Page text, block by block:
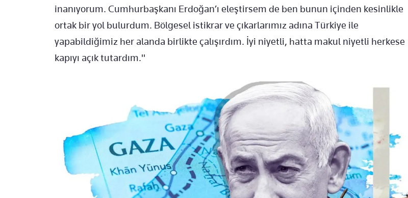
inanıyorum. Cumhurbaşkanı Erdoğan’ı eleştirsem de ben bunun içinden kesinlikle
ortak bir yol bulurdum. Bölgesel istikrar ve çıkarlarımız adına Türkiye ile
yapabildiğimiz her alanda birlikte çalışırdım. İyi niyetli, hatta makul niyetli herkese
kapıyı açık tutardım."